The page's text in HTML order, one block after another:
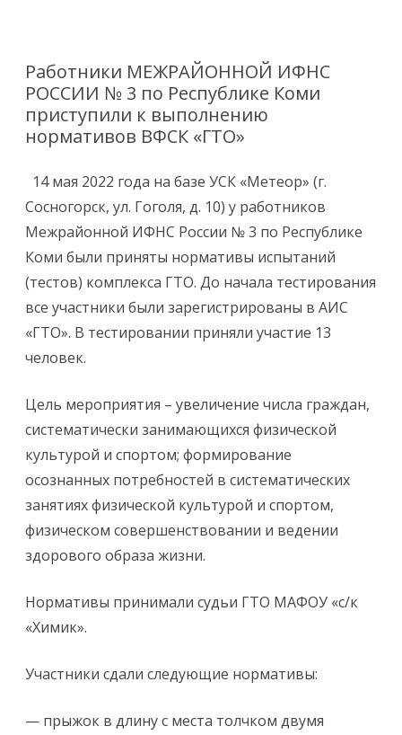
Работники МЕЖРАЙОННОЙ ИФНС
РОССИИ № 3 по Республике Коми
приступили к выполнению
нормативов ВФСК «ГТО»
14 мая 2022 года на базе УСК «Метеор» (г.
Сосногорск, ул. Гоголя, д. 10) у работников
Межрайонной ИФНС России № 3 по Республике
Коми были приняты нормативы испытаний
(тестов) комплекса ГТО. До начала тестирования
все участники были зарегистрированы в АИС
«ГТО». В тестировании приняли участие 13
человек.
Цель мероприятия – увеличение числа граждан,
систематически занимающихся физической
культурой и спортом; формирование
осознанных потребностей в систематических
занятиях физической культурой и спортом,
физическом совершенствовании и ведении
здорового образа жизни.
Нормативы принимали судьи ГТО МАФОУ «с/к
«Химик».
Участники сдали следующие нормативы:
— прыжок в длину с места толчком двумя